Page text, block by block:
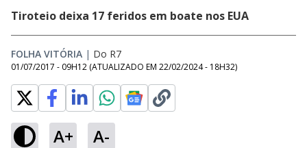
Tiroteio deixa 17 feridos em boate nos EUA
FOLHA VITÓRIA | Do R7
01/07/2017 - 09H12 (ATUALIZADO EM 22/02/2024 - 18H32)
A+ A-